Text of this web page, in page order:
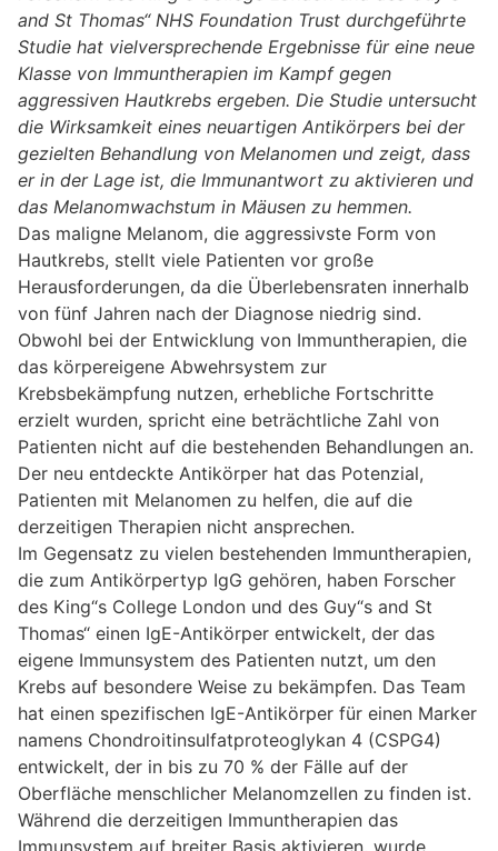
and St Thomas“ NHS Foundation Trust durchgeführte
Studie hat vielversprechende Ergebnisse für eine neue
Klasse von Immuntherapien im Kampf gegen
aggressiven Hautkrebs ergeben. Die Studie untersucht
die Wirksamkeit eines neuartigen Antikörpers bei der
gezielten Behandlung von Melanomen und zeigt, dass
er in der Lage ist, die Immunantwort zu aktivieren und
das Melanomwachstum in Mäusen zu hemmen.
Das maligne Melanom, die aggressivste Form von
Hautkrebs, stellt viele Patienten vor große
Herausforderungen, da die Überlebensraten innerhalb
von fünf Jahren nach der Diagnose niedrig sind.
Obwohl bei der Entwicklung von Immuntherapien, die
das körpereigene Abwehrsystem zur
Krebsbekämpfung nutzen, erhebliche Fortschritte
erzielt wurden, spricht eine beträchtliche Zahl von
Patienten nicht auf die bestehenden Behandlungen an.
Der neu entdeckte Antikörper hat das Potenzial,
Patienten mit Melanomen zu helfen, die auf die
derzeitigen Therapien nicht ansprechen.
Im Gegensatz zu vielen bestehenden Immuntherapien,
die zum Antikörpertyp IgG gehören, haben Forscher
des King“s College London und des Guy“s and St
Thomas“ einen IgE-Antikörper entwickelt, der das
eigene Immunsystem des Patienten nutzt, um den
Krebs auf besondere Weise zu bekämpfen. Das Team
hat einen spezifischen IgE-Antikörper für einen Marker
namens Chondroitinsulfatproteoglykan 4 (CSPG4)
entwickelt, der in bis zu 70 % der Fälle auf der
Oberfläche menschlicher Melanomzellen zu finden ist.
Während die derzeitigen Immuntherapien das